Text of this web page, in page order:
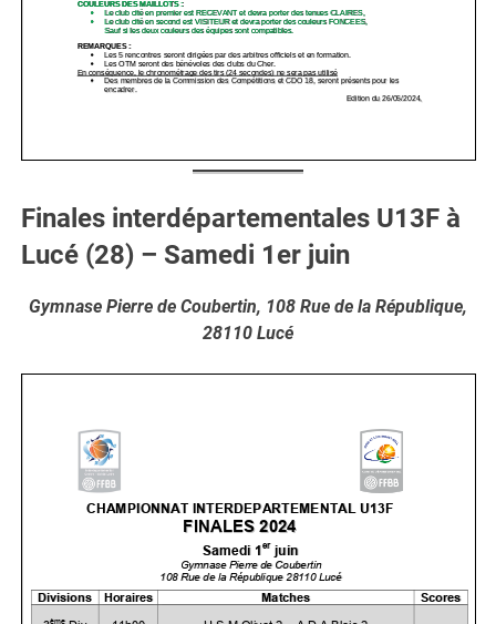
Finales interdépartementales U13F à
Lucé (28) – Samedi 1er juin
Gymnase Pierre de Coubertin, 108 Rue de la République,
28110 Lucé